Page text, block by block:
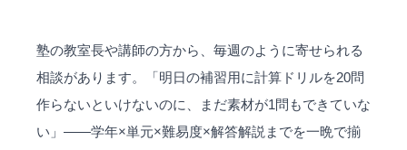
塾の教室長や講師の方から、毎週のように寄せられる
相談があります。「明日の補習用に計算ドリルを20問
作らないといけないのに、まだ素材が1問もできていな
い」——学年×単元×難易度×解答解説までを一晩で揃